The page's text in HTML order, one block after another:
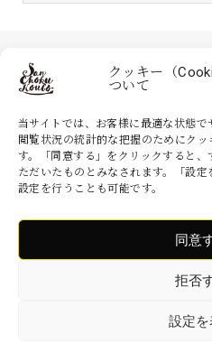
クッキー（
ついて
当サイトでは、お客様に最適な状態
閲覧状況の統計的な把握のためにク
す。「同意する」をクリックすると
ただいたものとみなされます。「設
設定を行うことも可能です。
同意
拒否
設定を
家具の産直工房 大川本店は、株式会
ョッピングサイトです。家具・イン
家具の産直工房